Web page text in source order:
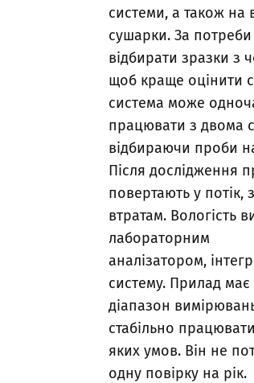
системи, а також на
сушарки. За
відбирати зразки з
щоб краще оцінити
система може
працювати з двома
відбираючи проби
Після дослідження
повертають у потік,
втратам. Вологість
лабораторним
аналізатором,
систему. Прилад
діапазон
стабільно
яких умов. Він не
одну повірку на рік.